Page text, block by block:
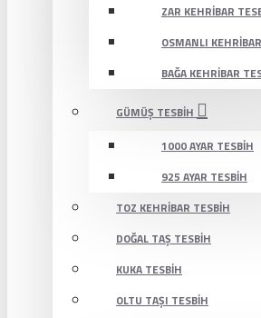
ZAR KEHRIBAR
OSMANLI
BAĞA KEHRIBAR
GÜMÜŞ TESBIH
1000 AYAR TESBIH
925 AYAR TESBIH
TOZ KEHRIBAR TESBIH
DOĞAL TAŞ TESBIH
KUKA TESBIH
OLTU TAŞI TESBIH